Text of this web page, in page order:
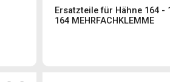
Ersatzteile für Hähne 164 -
164 MEHRFACHKLEMME